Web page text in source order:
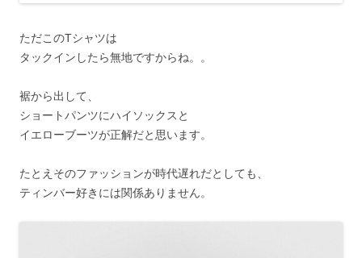
ただこのTシャツは
タックインしたら無地ですからね。。
裾から出して、
ショートパンツにハイソックスと
イエローブーツが正解だと思います。
たとえそのファッションが時代遅れだとしても、
ティンバー好きには関係ありません。